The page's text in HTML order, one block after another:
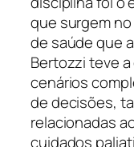
que surgem
de saúde que
Bertozzi teve
cenários
de decisões,
relacionadas
cuidados